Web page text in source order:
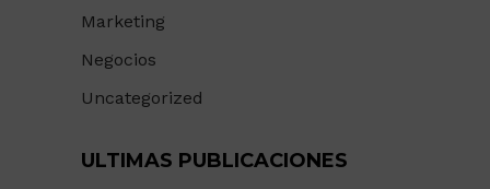
Marketing
Negocios
Uncategorized
ULTIMAS PUBLICACIONES